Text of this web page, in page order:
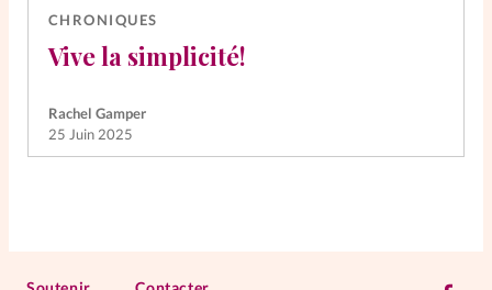
CHRONIQUES
Vive la simplicité!
Rachel Gamper
25 Juin 2025